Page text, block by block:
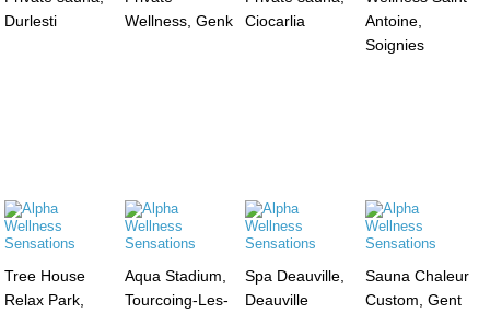
Durlesti
Wellness, Genk
Ciocarlia
Antoine,
Soignies
Tree House
Relax Park,
Aqua Stadium,
Tourcoing-Les-
Spa Deauville,
Deauville
Sauna Chaleur
Custom, Gent